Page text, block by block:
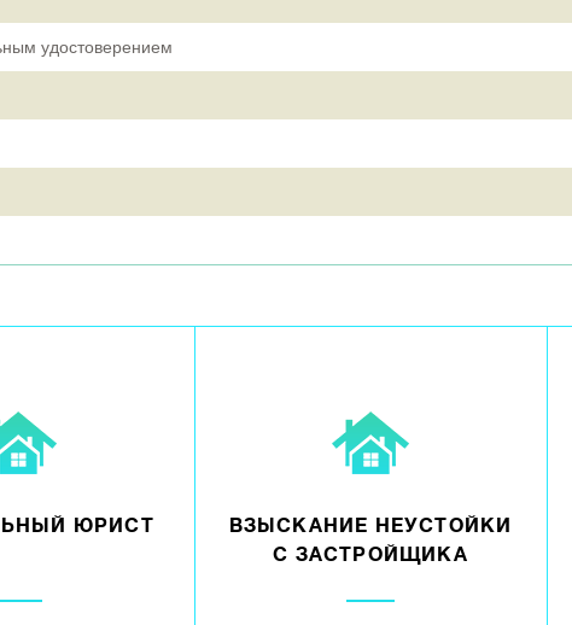
удостоверением
ЮРИСТ
ВЗЫСКАНИЕ НЕУСТОЙКИ
С ЗАСТРОЙЩИКА